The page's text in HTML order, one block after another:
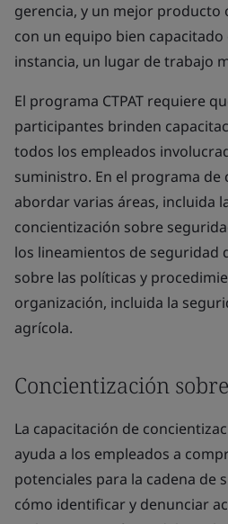
gerencia, y un mejor producto
con un equipo bien
instancia, un lugar de trabajo
El programa CTPAT requiere
participantes brinden
todos los empleados
suministro. En el programa de
abordar varias áreas, incluida
concientización sobre
los lineamientos de seguridad
sobre las políticas y
organización, incluida la
agrícola.
Concientización
La capacitación de
ayuda a los empleados a
potenciales para la cadena de
cómo identificar y denunciar